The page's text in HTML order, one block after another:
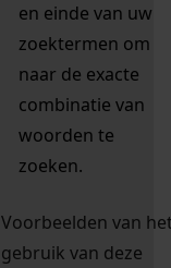
en einde van uw
zoektermen om
naar de exacte
combinatie van
woorden te
zoeken.
Voorbeelden van
gebruik van deze